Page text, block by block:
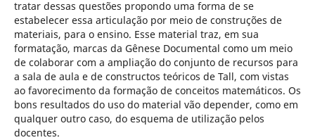
tratar dessas questões propondo uma forma de se
estabelecer essa articulação por meio de construções de
materiais, para o ensino. Esse material traz, em sua
formatação, marcas da Gênese Documental como um meio
de colaborar com a ampliação do conjunto de recursos para
a sala de aula e de constructos teóricos de Tall, com vistas
ao favorecimento da formação de conceitos matemáticos. Os
bons resultados do uso do material vão depender, como em
qualquer outro caso, do esquema de utilização pelos
docentes.